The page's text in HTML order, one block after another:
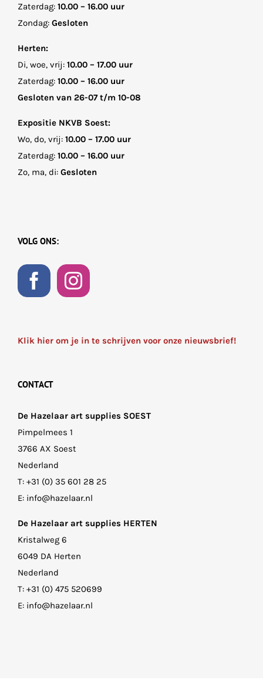
Zaterdag: 10.00 – 16.00 uur
Zondag: Gesloten
Herten:
Di, woe, vrij: 10.00 – 17.00 uur
Zaterdag: 10.00 – 16.00 uur
Gesloten van 26-07 t/m 10-08
Expositie NKVB Soest:
Wo, do, vrij: 10.00 – 17.00 uur
Zaterdag: 10.00 – 16.00 uur
Zo, ma, di: Gesloten
VOLG ONS:
Klik hier om je in te schrijven voor onze nieuwsbrief!
CONTACT
De Hazelaar art supplies SOEST
Pimpelmees 1
3766 AX Soest
Nederland
T: +31 (0) 35 601 28 25
E: info@hazelaar.nl
De Hazelaar art supplies HERTEN
Kristalweg 6
6049 DA Herten
Nederland
T: +31 (0) 475 520699
E: info@hazelaar.nl